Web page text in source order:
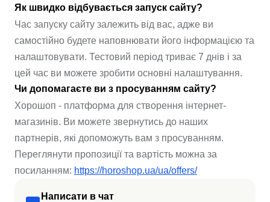
Написати в чат
Як швидко відбувається запуск сайту?
Час запуску сайту залежить від вас, адже ви
самостійно будете наповнювати його інформацією та
налаштовувати. Тестовий період триває 7 днів і за
цей час ви можете зробити основні налаштування.
Чи допомагаєте ви з просуванням сайту?
Хорошоп - платформа для створення інтернет-
магазинів. Ви можете звернутись до наших
партнерів, які допоможуть вам з просуванням.
Переглянути пропозиції та вартість можна за
посиланням: https://horoshop.ua/ua/offers/